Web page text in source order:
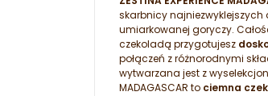
skarbnicy
umiarkowanej goryczy.
czekoladą przygotujesz
połączeń z różnorodnymi
wytwarzana jest z
MADAGASCAR to ciemna